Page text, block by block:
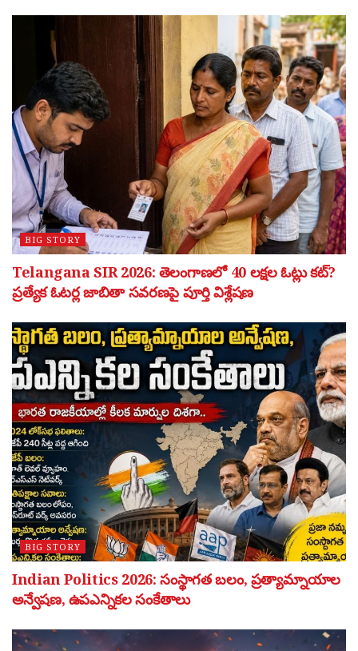
BIG STORY
Telangana SIR 2026: తెలంగాణలో 40 లక్షల ఓట్లు కట్?
ప్రత్యేక ఓటర్ల జాబితా సవరణపై పూర్తి విశ్లేషణ
BIG STORY
Indian Politics 2026: సంస్థాగత బలం, ప్రత్యామ్నాయాల
అన్వేషణ, ఉపఎన్నికల సంకేతాలు